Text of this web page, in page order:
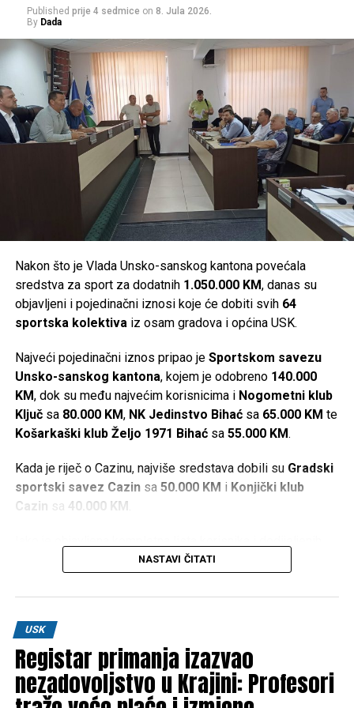
e, Obavještajno-sigurnosne agencije Bosne i Hercegovine
(OSA BiH) i Ministarstva unutrašnjih poslova Unsko-
sanskog kantona.
Share Post
Share
Tweet Share
Mail
Published prije 4 sedmice on 8. Jula 2026.
By Dada
Nakon što je Vlada Unsko-sanskog kantona povećala
sredstva za sport za dodatnih 1.050.000 KM, danas su
objavljeni i pojedinačni iznosi koje će dobiti svih 64
sportska kolektivaiz osam gradova i općina USK.
Najveći pojedinačni iznos pripao je Sportskom savezu
Unsko-sanskog kantona, kojem je odobreno 140.000
KM, dok su među najvećim korisnicima i Nogometni klub
Ključsa 80.000 KM, NK Jedinstvo Bihaćsa 65.000 KM te
Košarkaški klub Željo 1971 Bihaćsa 55.000 KM.
Kada je riječ o Cazinu, najviše sredstava dobili su Gradski
sportski savez Cazinsa 50.000 KM i Konjički klub
Cazin sa 40.000 KM
iznosa, u dostupnim informacijama nisu navedeni kriteriji
pojedini sportski kolektiv.
Najveći pojedinačni iznosi
Sportski savez USK –140.000 KM
Nogometni klub “Ključ” –80.000 KM
NASTAVI ČITATI
USK
Registar primanja izazvao
nezadovoljstvo u Krajini: Profesori